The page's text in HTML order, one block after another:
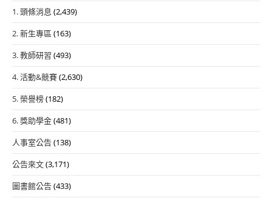
1. 頭條消息 (2,439)
2. 新生專區 (163)
3. 教師研習 (493)
4. 活動&競賽(2,630)
5. 榮譽榜(182)
6. 獎助學金(481)
人事室公告(138)
公告來文(3,171)
圖書館公告(433)